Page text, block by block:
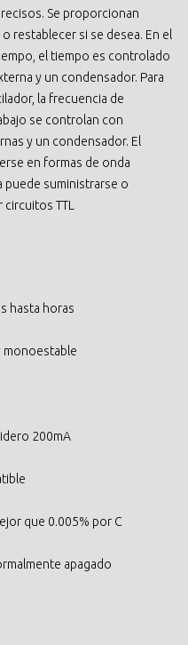
Se proporcionan
restablecer si se desea. En el
el tiempo es controlado
y un condensador. Para
la frecuencia de
se controlan con
y un condensador. El
en formas de onda
puede suministrarse o
TTL
hasta horas
monoestable
200mA
que 0.005% por C
apagado